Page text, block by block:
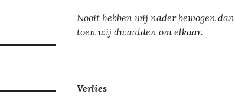
Nooit hebben wij nader bewogen dan
toen wij dwaalden om elkaar.
Verlies